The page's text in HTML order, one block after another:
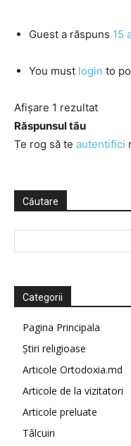
Guest a răspuns 15
You must login to
Afișare 1 rezultat
Răspunsul tău
Te rog să te autentifici
Căutare
Categorii
Pagina Principala
Știri religioase
Articole Ortodoxia.md
Articole de la vizitatori
Articole preluate
Tâlcuiri